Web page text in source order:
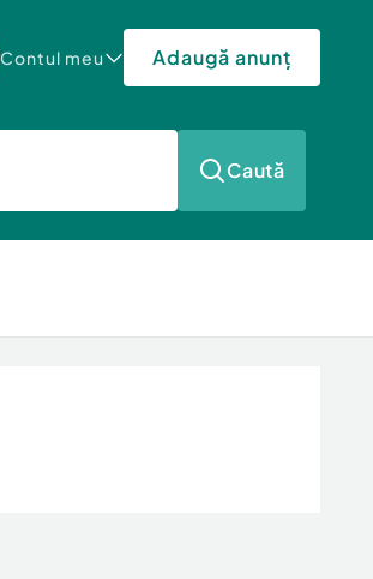
Contul meu Adaugă anunț
Caută